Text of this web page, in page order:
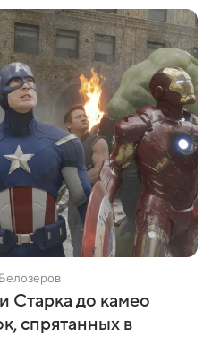
Старка до камео
спрятанных в